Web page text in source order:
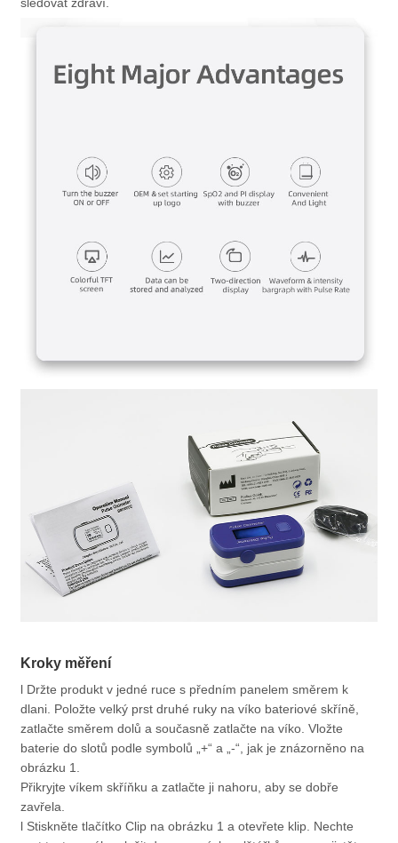
Kroky měření
l Držte produkt v jedné ruce s předním panelem směrem k
dlani. Položte velký prst druhé ruky na víko bateriové skříně,
zatlačte směrem dolů a současně zatlačte na víko. Vložte
baterie do slotů podle symbolů „+“ a „-“, jak je znázorněno na
obrázku 1.
Přikryjte víkem skříňku a zatlačte ji nahoru, aby se dobře
zavřela.
l Stiskněte tlačítko Clip na obrázku 1 a otevřete klip. Nechte